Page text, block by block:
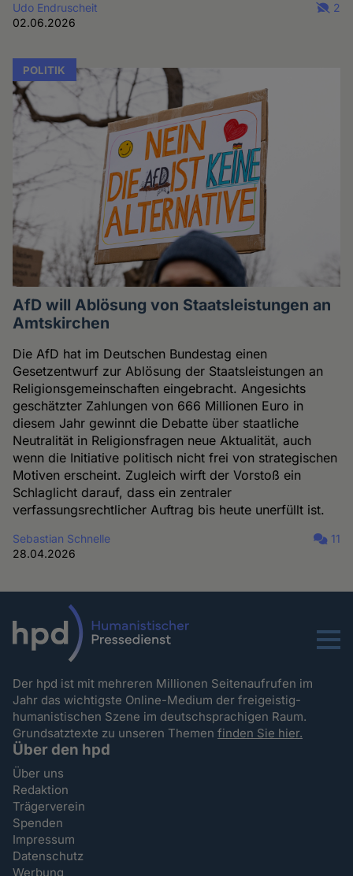
Udo Endruscheit
02.06.2026
2
POLITIK
AfD will Ablösung von Staatsleistungen an
Amtskirchen
Die AfD hat im Deutschen Bundestag einen
Gesetzentwurf zur Ablösung der Staatsleistungen an
Religionsgemeinschaften eingebracht. Angesichts
geschätzter Zahlungen von 666 Millionen Euro in
diesem Jahr gewinnt die Debatte über staatliche
Neutralität in Religionsfragen neue Aktualität, auch
wenn die Initiative politisch nicht frei von strategischen
Motiven erscheint. Zugleich wirft der Vorstoß ein
Schlaglicht darauf, dass ein zentraler
verfassungsrechtlicher Auftrag bis heute unerfüllt ist.
Sebastian Schnelle
28.04.2026
11
Menu
Der hpd ist mit mehreren Millionen Seitenaufrufen im
Jahr das wichtigste Online-Medium der freigeistig-
humanistischen Szene im deutschsprachigen Raum.
Grundsatztexte zu unseren Themenfinden Sie hier.
Über den hpd
Über uns
Redaktion
Trägerverein
Spenden
Impressum
Datenschutz
Werbung